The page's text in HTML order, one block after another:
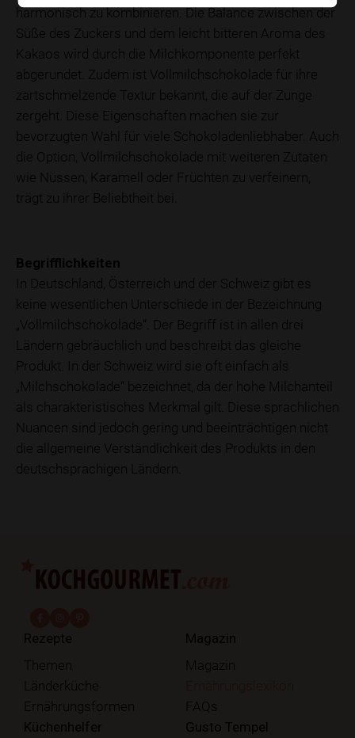
harmonisch zu kombinieren. Die Balance zwischen der
Süße des Zuckers und dem leicht bitteren Aroma des
Kakaos wird durch die Milchkomponente perfekt
abgerundet. Zudem ist Vollmilchschokolade für ihre
zartschmelzende Textur bekannt, die auf der Zunge
zergeht. Diese Eigenschaften machen sie zur
bevorzugten Wahl für viele Schokoladenliebhaber. Auch
die Option, Vollmilchschokolade mit weiteren Zutaten
wie Nüssen, Karamell oder Früchten zu verfeinern,
trägt zu ihrer Beliebtheit bei.
Begrifflichkeiten
In Deutschland, Österreich und der Schweiz gibt es
keine wesentlichen Unterschiede in der Bezeichnung
„Vollmilchschokolade“. Der Begriff ist in allen drei
Ländern gebräuchlich und beschreibt das gleiche
Produkt. In der Schweiz wird sie oft einfach als
„Milchschokolade“ bezeichnet, da der hohe Milchanteil
als charakteristisches Merkmal gilt. Diese sprachlichen
Nuancen sind jedoch gering und beeinträchtigen nicht
die allgemeine Verständlichkeit des Produkts in den
deutschsprachigen Ländern.
Rezepte
Themen
Länderküche
Ernährungsformen
Magazin
Magazin
FAQs
Küchenhelfer Gusto Tempel